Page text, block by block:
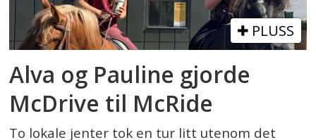
PLUSS
Alva og Pauline gjorde
McDrive til McRide
To lokale jenter tok en tur litt utenom det